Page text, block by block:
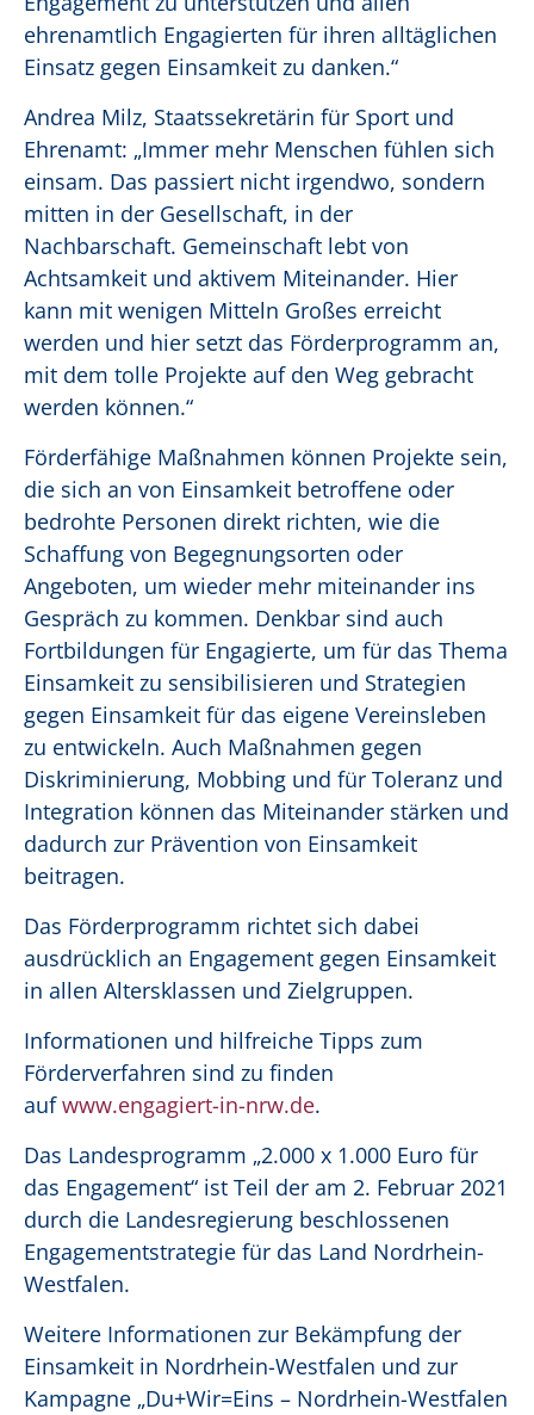
ehrenamtlich Engagierten für ihren alltäglichen
Einsatz gegen Einsamkeit zu danken.“
Andrea Milz, Staatssekretärin für Sport und
Ehrenamt: „Immer mehr Menschen fühlen sich
einsam. Das passiert nicht irgendwo, sondern
mitten in der Gesellschaft, in der
Nachbarschaft. Gemeinschaft lebt von
Achtsamkeit und aktivem Miteinander. Hier
kann mit wenigen Mitteln Großes erreicht
werden und hier setzt das Förderprogramm an,
mit dem tolle Projekte auf den Weg gebracht
werden können.“
Förderfähige Maßnahmen können Projekte sein,
die sich an von Einsamkeit betroffene oder
bedrohte Personen direkt richten, wie die
Schaffung von Begegnungsorten oder
Angeboten, um wieder mehr miteinander ins
Gespräch zu kommen. Denkbar sind auch
Fortbildungen für Engagierte, um für das Thema
Einsamkeit zu sensibilisieren und Strategien
gegen Einsamkeit für das eigene Vereinsleben
zu entwickeln. Auch Maßnahmen gegen
Diskriminierung, Mobbing und für Toleranz und
Integration können das Miteinander stärken und
dadurch zur Prävention von Einsamkeit
beitragen.
Das Förderprogramm richtet sich dabei
ausdrücklich an Engagement gegen Einsamkeit
in allen Altersklassen und Zielgruppen.
Informationen und hilfreiche Tipps zum
Förderverfahren sind zu finden
aufwww.engagiert-in-nrw.de.
Das Landesprogramm „2.000 x 1.000 Euro für
das Engagement“ ist Teil der am 2. Februar 2021
durch die Landesregierung beschlossenen
Engagementstrategie für das Land Nordrhein-
Westfalen.
Weitere Informationen zur Bekämpfung der
Einsamkeit in Nordrhein-Westfalen und zur
Kampagne „Du+Wir=Eins – Nordrhein-Westfalen